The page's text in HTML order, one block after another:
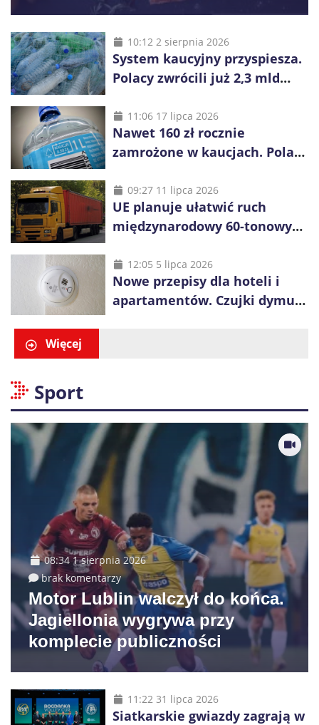
10:12 2 sierpnia 2026
System kaucyjny przyspiesza.
Polacy zwrócili już 2,3 mld
11:06 17 lipca 2026
Nawet 160 zł rocznie
zamrożone w kaucjach. Polacy
vouchery
09:27 11 lipca 2026
UE planuje ułatwić ruch
międzynarodowy 60-tonowych
konkurencji
12:05 5 lipca 2026
Nowe przepisy dla hoteli i
apartamentów. Czujki dymu
Więcej
Sport
08:34 1 sierpnia 2026
brak komentarzy
Motor Lublin walczył do końca.
Jagiellonia wygrywa przy
komplecie publiczności
11:22 31 lipca 2026
Siatkarskie gwiazdy zagrają w